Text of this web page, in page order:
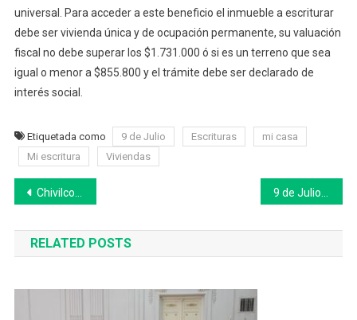
universal. Para acceder a este beneficio el inmueble a escriturar
debe ser vivienda única y de ocupación permanente, su valuación
fiscal no debe superar los $1.731.000 ó si es un terreno que sea
igual o menor a $855.800 y el trámite debe ser declarado de
interés social.
Etiquetada como 9 de Julio Escrituras
mi casa
Mi escritura
Viviendas
Navegación
de
entradas
Chivilcoy: Se llevó a cabo el cierre de la colonia de discapacidad en el Parque Lacunario Alejandro Martija￼
RELATED POSTS